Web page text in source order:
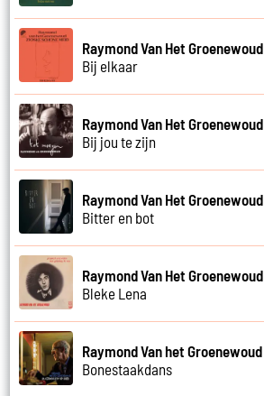
Raymond Van Het Groenewoud
Bij elkaar
Raymond Van Het Groenewoud
Bij jou te zijn
Raymond Van Het Groenewoud
Bitter en bot
Raymond Van Het Groenewoud
Bleke Lena
Raymond Van het Groenewoud
Bonestaakdans